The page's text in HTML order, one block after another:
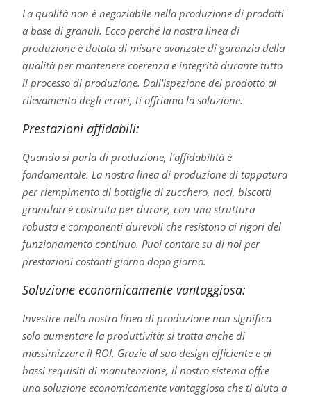
La qualità non è negoziabile nella produzione di prodotti
a base di granuli. Ecco perché la nostra linea di
produzione è dotata di misure avanzate di garanzia della
qualità per mantenere coerenza e integrità durante tutto
il processo di produzione. Dall'ispezione del prodotto al
rilevamento degli errori, ti offriamo la soluzione.
Prestazioni affidabili:
Quando si parla di produzione, l’affidabilità è
fondamentale. La nostra linea di produzione di tappatura
per riempimento di bottiglie di zucchero, noci, biscotti
granulari è costruita per durare, con una struttura
robusta e componenti durevoli che resistono ai rigori del
funzionamento continuo. Puoi contare su di noi per
prestazioni costanti giorno dopo giorno.
Soluzione economicamente vantaggiosa:
Investire nella nostra linea di produzione non significa
solo aumentare la produttività; si tratta anche di
massimizzare il ROI. Grazie al suo design efficiente e ai
bassi requisiti di manutenzione, il nostro sistema offre
una soluzione economicamente vantaggiosa che ti aiuta a